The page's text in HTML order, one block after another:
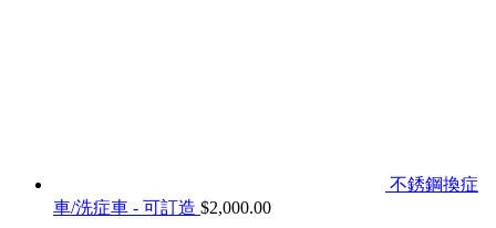
不銹鋼換症
車/洗症車 - 可訂造 $2,000.00